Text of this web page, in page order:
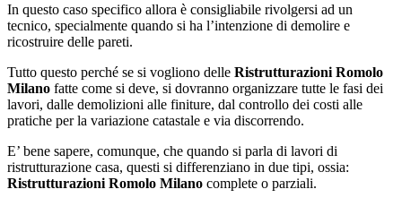
In questo caso specifico allora è consigliabile rivolgersi ad un
tecnico, specialmente quando si ha l’intenzione di demolire e
ricostruire delle pareti.
Tutto questo perché se si vogliono delle Ristrutturazioni Romolo
Milano fatte come si deve, si dovranno organizzare tutte le fasi dei
lavori, dalle demolizioni alle finiture, dal controllo dei costi alle
pratiche per la variazione catastale e via discorrendo.
E’ bene sapere, comunque, che quando si parla di lavori di
ristrutturazione casa, questi si differenziano in due tipi, ossia:
Ristrutturazioni Romolo Milano complete o parziali.